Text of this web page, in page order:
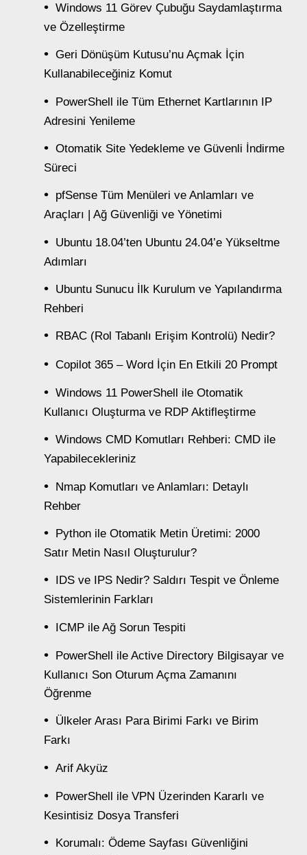
Windows 11 Görev Çubuğu Saydamlaştırma
ve Özelleştirme
Geri Dönüşüm Kutusu’nu Açmak İçin
Kullanabileceğiniz Komut
PowerShell ile Tüm Ethernet Kartlarının IP
Adresini Yenileme
Otomatik Site Yedekleme ve Güvenli İndirme
Süreci
pfSense Tüm Menüleri ve Anlamları ve
Araçları | Ağ Güvenliği ve Yönetimi
Ubuntu 18.04’ten Ubuntu 24.04’e Yükseltme
Adımları
Ubuntu Sunucu İlk Kurulum ve Yapılandırma
Rehberi
RBAC (Rol Tabanlı Erişim Kontrolü) Nedir?
Copilot 365 – Word İçin En Etkili 20 Prompt
Windows 11 PowerShell ile Otomatik
Kullanıcı Oluşturma ve RDP Aktifleştirme
Windows CMD Komutları Rehberi: CMD ile
Yapabilecekleriniz
Nmap Komutları ve Anlamları: Detaylı
Rehber
Python ile Otomatik Metin Üretimi: 2000
Satır Metin Nasıl Oluşturulur?
IDS ve IPS Nedir? Saldırı Tespit ve Önleme
Sistemlerinin Farkları
ICMP ile Ağ Sorun Tespiti
PowerShell ile Active Directory Bilgisayar ve
Kullanıcı Son Oturum Açma Zamanını
Öğrenme
Ülkeler Arası Para Birimi Farkı ve Birim
Farkı
Arif Akyüz
PowerShell ile VPN Üzerinden Kararlı ve
Kesintisiz Dosya Transferi
Korumalı: Ödeme Sayfası Güvenliğini